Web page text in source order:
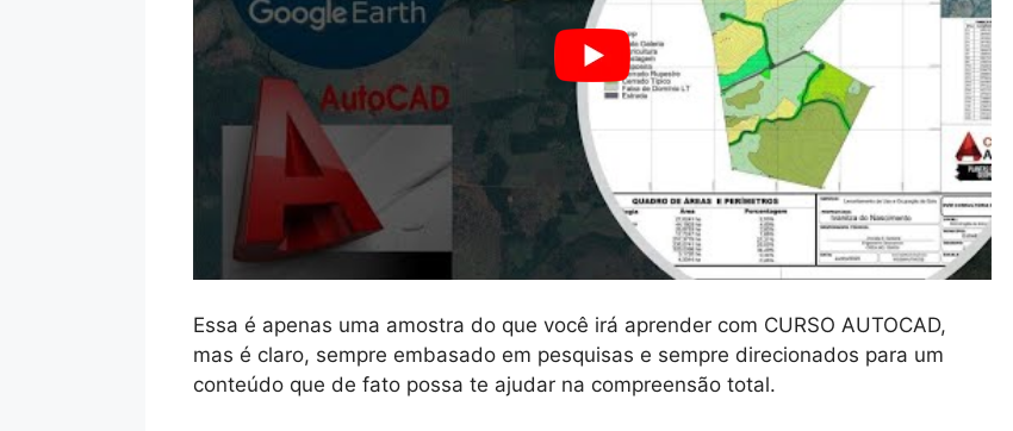
Essa é apenas uma amostra do que você irá aprender com CURSO AUTOCAD,
mas é claro, sempre embasado em pesquisas e sempre direcionados para um
conteúdo que de fato possa te ajudar na compreensão total.